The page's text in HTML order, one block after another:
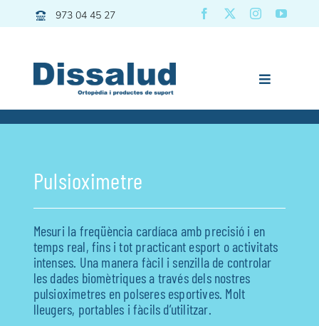
to
973 04 45 27
Toggle
Dissalud
Grues | Transfers
Mobilitat
Descans
Pediatria
Vida diària
Esport
Pulsioximetre
Mesuri la freqüència cardíaca amb precisió i en
temps real, fins i tot practicant esport o activitats
intenses. Una manera fàcil i senzilla de controlar
les dades biomètriques a través dels nostres
pulsioximetres en polseres esportives. Molt
lleugers, portables i fàcils d’utilitzar.